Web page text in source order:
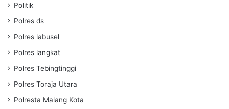
Politik
Polres ds
Polres labusel
Polres langkat
Polres Tebingtinggi
Polres Toraja Utara
Polresta Malang Kota